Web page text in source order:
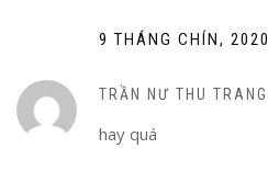
9 THÁNG CHÍN, 2020
TRẦN NƯ THU TRANG
hay quá